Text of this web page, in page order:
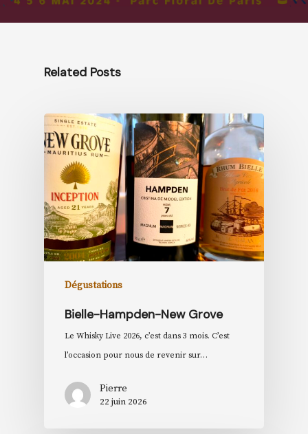
Related Posts
Dégustations
Bielle-Hampden-New Grove
Le Whisky Live 2026, c’est dans 3 mois. C’est
l’occasion pour nous de revenir sur…
Pierre
22 juin 2026